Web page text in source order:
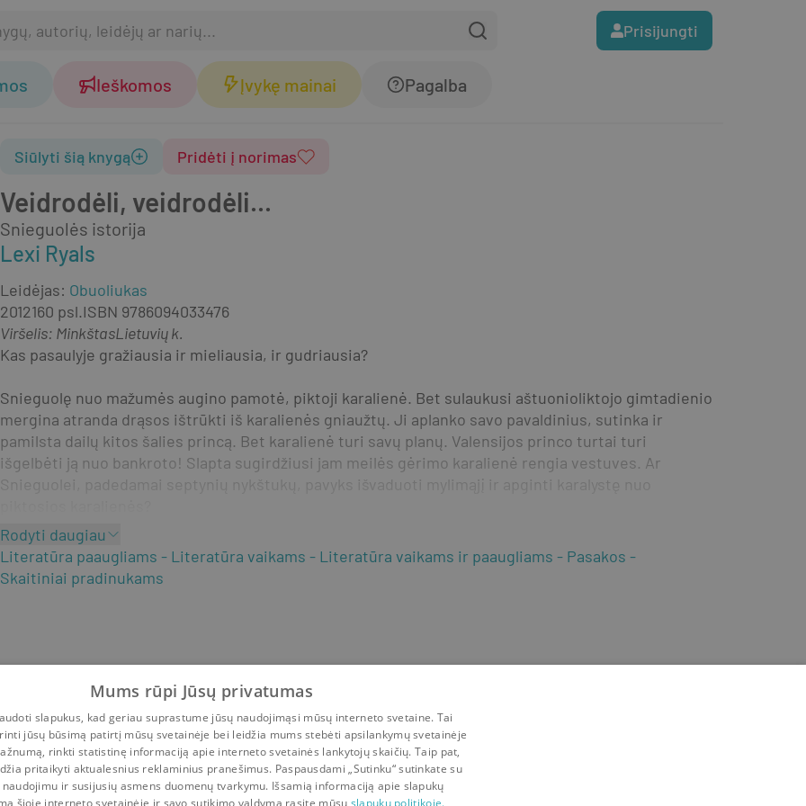
Prisijungti
Ieškomos Įvykę mainai Pagalba
Veidrodėli, veidrodėli...
Snieguolės istorija
Lexi Ryals
Siūlyti šią knygą Pridėti į norimas
Leidėjas: Obuoliukas
2012160 psl.ISBN 9786094033476
Viršelis: MinkštasLietuvių k.
Kas pasaulyje gražiausia ir mieliausia, ir gudriausia?
Snieguolę nuo mažumės augino pamotė, piktoji karalienė. Bet sulaukusi aštuonioliktojo gimtadienio
mergina atranda drąsos ištrūkti iš karalienės gniaužtų. Ji aplanko savo pavaldinius, sutinka ir
pamilsta dailų kitos šalies princą. Bet karalienė turi savų planų. Valensijos princo turtai turi
išgelbėti ją nuo bankroto! Slapta sugirdžiusi jam meilės gėrimo karalienė rengia vestuves. Ar
Rodyti daugiau
Literatūra paaugliams
Literatūra vaikams Literatūra vaikams ir paaugliams
Pasakos
Skaitiniai pradinukams
Mums rūpi Jūsų privatumas
slapukus, kad geriau suprastume jūsų naudojimąsi mūsų interneto svetaine. Tai
jūsų būsimą patirtį mūsų svetainėje bei leidžia mums stebėti apsilankymų svetainėje
rinkti statistinę informaciją apie interneto svetainės lankytojų skaičių. Taip pat,
pritaikyti aktualesnius reklaminius pranešimus. Paspausdami „Sutinku“ sutinkate su
ir susijusių asmens duomenų tvarkymu. Išsamią informaciją apie slapukų
šioje interneto svetainėje ir savo sutikimo valdymą rasite mūsų slapukų politikoje.